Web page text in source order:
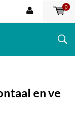
0
en ve